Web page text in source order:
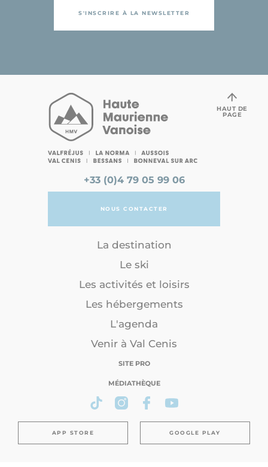
S'INSCRIRE À LA NEWSLETTER
+33 (0)4 79 05 99 06
NOUS CONTACTER
La destination
Le ski
Les activités et loisirs
Les hébergements
L'agenda
Venir à Val Cenis
SITE PRO
MÉDIATHÈQUE
APP STORE GOOGLE PLAY
HAUT DE
PAGE